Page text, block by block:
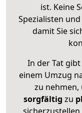
ist. Keine
Spezialisten
damit Sie
In der Tat
einem Umzug
zu nehmen,
sorgfältig zu